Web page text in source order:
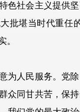
色社会主义提供
批堪当时代重任
。
人民服务。党除
众同甘共苦，保